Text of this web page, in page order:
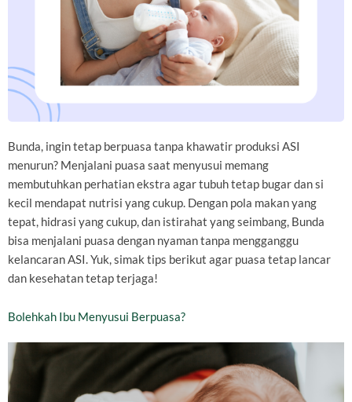
Bunda, ingin tetap berpuasa tanpa khawatir produksi ASI
menurun? Menjalani puasa saat menyusui memang
membutuhkan perhatian ekstra agar tubuh tetap bugar dan si
kecil mendapat nutrisi yang cukup. Dengan pola makan yang
tepat, hidrasi yang cukup, dan istirahat yang seimbang, Bunda
bisa menjalani puasa dengan nyaman tanpa mengganggu
kelancaran ASI. Yuk, simak tips berikut agar puasa tetap lancar
dan kesehatan tetap terjaga!
Bolehkah Ibu Menyusui Berpuasa?